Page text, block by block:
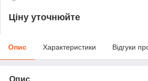
Ціну уточнюйте
Опис Характеристики Відгуки
Опис